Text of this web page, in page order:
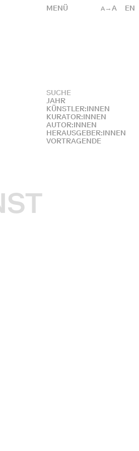
A →A EN
MENÜ
JAHR
KÜNSTLER:INNEN
KURATOR:INNEN
AUTOR:INNEN
HERAUSGEBER:INNEN
VORTRAGENDE